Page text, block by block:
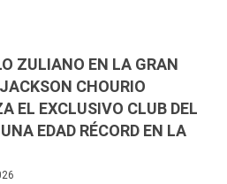
ZULIANO EN LA GRAN
CHOURIO
EL EXCLUSIVO CLUB DEL
EDAD RÉCORD EN LA